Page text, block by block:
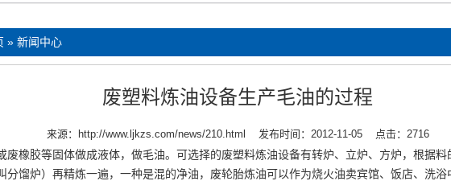
» 新闻中心
废塑料炼油设备生产毛油的过程
来源： http://www.ljkzs.com/news/210.html 发布时间：2012-11-05 点击：2716
废橡胶等固体做成液体，做毛油。可选择的废塑料炼油设备有转炉、立炉、方炉，根据
分馏炉）再精炼一遍，一种是混的净油，废轮胎炼油可以作为烧火油卖宾馆、饭店、洗